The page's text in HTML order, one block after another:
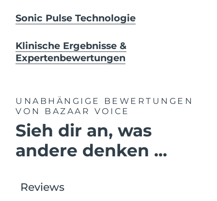
Sonic Pulse Technologie
Klinische Ergebnisse &
Expertenbewertungen
UNABHÄNGIGE BEWERTUNGEN
VON BAZAAR VOICE
Sieh dir an, was
andere denken ...